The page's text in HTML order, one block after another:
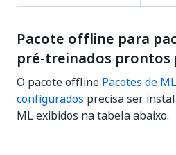
Pacote offline para
pré-treinados prontos
O pacote offline Pacotes de
configurados precisa ser
ML exibidos na tabela abaixo.